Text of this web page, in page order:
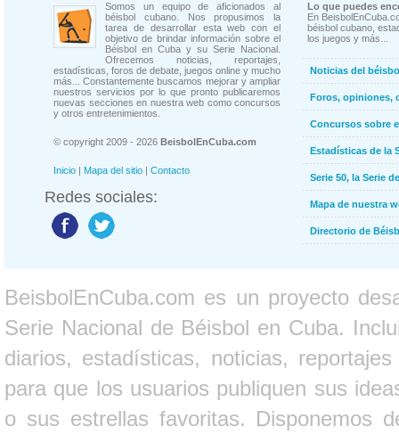
Somos un equipo de aficionados al
béisbol cubano. Nos propusimos la
tarea de desarrollar esta web con el
objetivo de brindar información sobre el
Béisbol en Cuba y su Serie Nacional.
Ofrecemos noticias, reportajes,
estadísticas, foros de debate, juegos online y mucho
más... Constantemente buscamos mejorar y ampliar
nuestros servicios por lo que pronto publicaremos
nuevas secciones en nuestra web como concursos
y otros entretenimientos.
© copyright 2009 - 2026 BeisbolEnCuba.com
Inicio | Mapa del sitio | Contacto
Redes sociales:
Lo que puedes
En
béisbol cubano,
los juegos y más...
Noticias del
Foros, opiniones,
Concursos sobre
Estadísticas de la
Serie 50, la Serie
Mapa de nuestra
Directorio de
BeisbolEnCuba.com es un proyecto
Serie Nacional de Béisbol en Cuba.
diarios, estadísticas, noticias,
para que los usuarios publiquen sus
o sus estrellas favoritas. Disponemos